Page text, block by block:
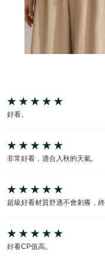
好看。
非常好看，適合入秋的天氣。
超級好看材質舒適不會刺癢，
好看CP值高。